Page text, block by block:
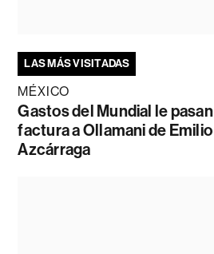
LAS MÁS VISITADAS
MÉXICO
Gastos del Mundial le pasan
factura a Ollamani de Emilio
Azcárraga